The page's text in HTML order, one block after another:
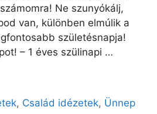
Ne szunyókálj,
van, különben elmúlik a
születésnapja!
– 1 éves szülinapi …
, Család idézetek, Ünnep